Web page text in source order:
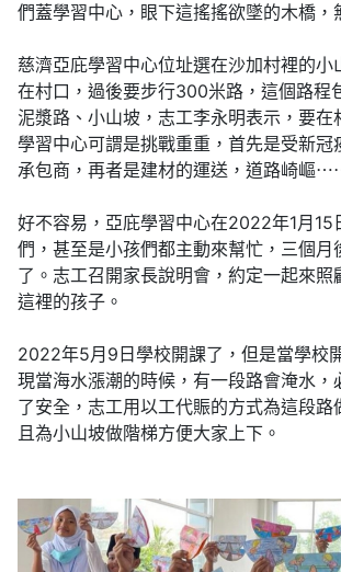
們蓋學習中心，眼下這搖搖欲墜的木橋，
慈濟亞庇學習中心位址選在沙加村裡的小
在村口，過後要步行300米路，這個路程
泥漿路、小山坡，志工李永明表示，要在
學習中心可謂是挑戰重重，首先是受新冠
承包商，再者是建材的運送，道路崎嶇
好不容易，亞庇學習中心在2022年1月15
們，甚至是小孩們都主動來幫忙，三個月
了。志工召開家長說明會，約定一起來照
這裡的孩子。
2022年5月9日學校開課了，但是當學校
現當海水漲潮的時候，有一段路會淹水，
了安全，志工用以工代賑的方式為這段路
且為小山坡做階梯方便大家上下。